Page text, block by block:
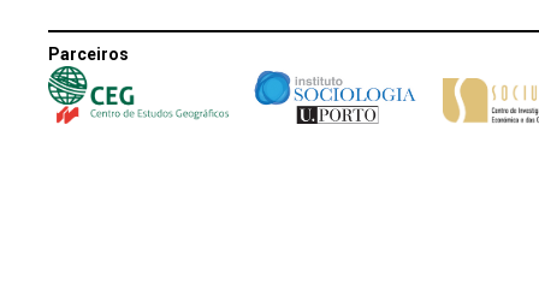
Parceiros